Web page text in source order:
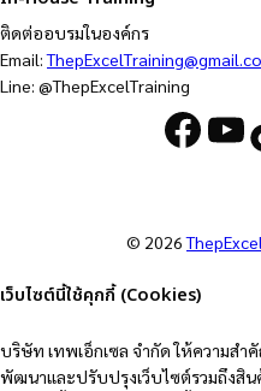
ติดต่ออบรมในองค์กร
Email:
Line: @ThepExcelTraining
Facebook YouTube
© 2026ThepExcel
เว็บไซต์นี้ใช้คุกกี้ (Cookies)
บริษัท เทพเอ็กเซล จำกัด ให้ความส
พัฒนาและปรับปรุงเว็บไซต์รวมถึงสิน